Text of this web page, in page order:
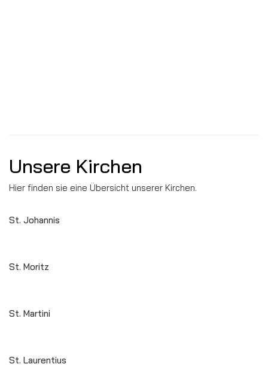
Unsere Kirchen
Hier finden sie eine Übersicht unserer Kirchen.
St. Johannis
St. Moritz
St. Martini
St. Laurentius